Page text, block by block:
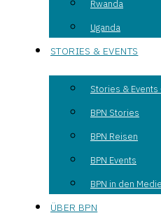
Rwanda
Uganda
STORIES & EVENTS
Stories &
BPN Stories
BPN Reisen
BPN Events
BPN in den
ÜBER BPN